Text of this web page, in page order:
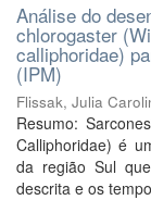
Análise do
chlorogaster
calliphoridae)
(IPM)
Flissak, Julia
Resumo:
Calliphoridae) é
da região Sul
descrita e os